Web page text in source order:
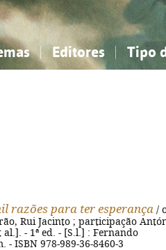
Editores Tipo
razões para ter esperança /
Rui Jacinto ; participação
- 1ª ed. - [S.l.] : Fernando
- ISBN 978-989-36-8460-3